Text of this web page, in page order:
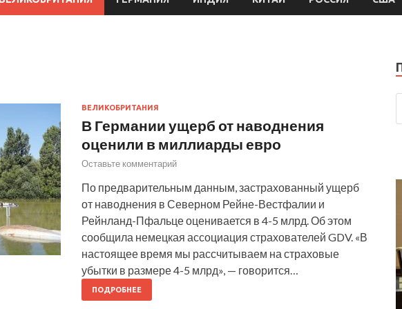
ВЕЛИКОБРИТАНИЯ
В Германии ущерб от наводнения
оценили в миллиарды евро
Оставьте комментарий
По предварительным данным, застрахованный ущерб
от наводнения в Северном Рейне-Вестфалии и
Рейнланд-Пфальце оценивается в 4-5 млрд. Об этом
сообщила немецкая ассоциация страхователей GDV. «В
настоящее время мы рассчитываем на страховые
убытки в размере 4-5 млрд», — говорится…
ПОДРОБНЕЕ